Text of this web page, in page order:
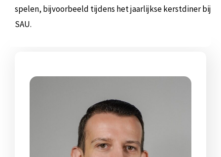
spelen, bijvoorbeeld tijdens het jaarlijkse kerstdiner bij
SAU.